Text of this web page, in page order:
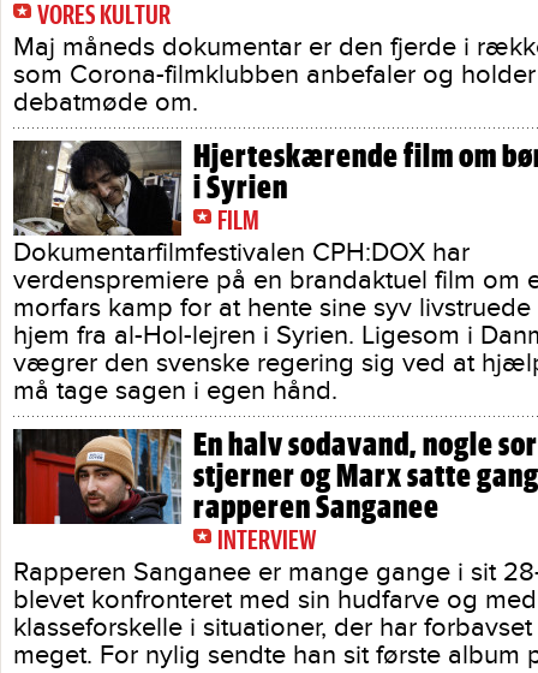
VORES KULTUR
Maj måneds dokumentar er den fjerde i
som Corona-filmklubben anbefaler og holder
debatmøde om.
Hjerteskærende film om
i Syrien
FILM
Dokumentarfilmfestivalen CPH:DOX har
verdenspremiere på en brandaktuel film om
morfars kamp for at hente sine syv
hjem fra al-Hol-lejren i Syrien. Ligesom i
vægrer den svenske regering sig ved at
må tage sagen i egen hånd.
En halv sodavand, nogle
stjerner og Marx satte
rapperen Sanganee
INTERVIEW
Rapperen Sanganee er mange gange i sit
blevet konfronteret med sin hudfarve og med
klasseforskelle i situationer, der har
meget. For nylig sendte han sit første album